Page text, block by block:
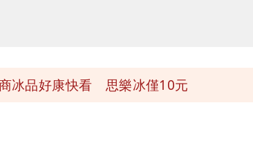
冰品好康快看 思樂冰僅10元